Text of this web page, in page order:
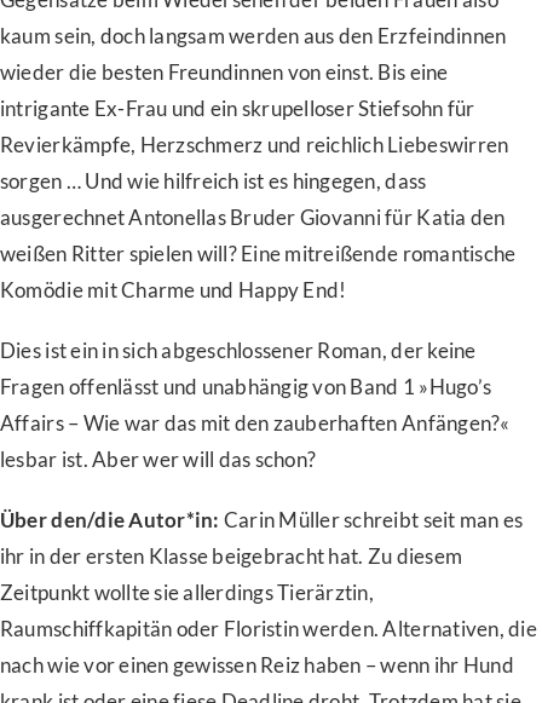
kaum sein, doch langsam werden aus den Erzfeindinnen
wieder die besten Freundinnen von einst. Bis eine
intrigante Ex-Frau und ein skrupelloser Stiefsohn für
Revierkämpfe, Herzschmerz und reichlich Liebeswirren
sorgen … Und wie hilfreich ist es hingegen, dass
ausgerechnet Antonellas Bruder Giovanni für Katia den
weißen Ritter spielen will? Eine mitreißende romantische
Komödie mit Charme und Happy End!
Dies ist ein in sich abgeschlossener Roman, der keine
Fragen offenlässt und unabhängig von Band 1 »Hugo’s
Affairs – Wie war das mit den zauberhaften Anfängen?«
lesbar ist. Aber wer will das schon?
Über den/die Autor*in: Carin Müller schreibt seit man es
ihr in der ersten Klasse beigebracht hat. Zu diesem
Zeitpunkt wollte sie allerdings Tierärztin,
Raumschiffkapitän oder Floristin werden. Alternativen, die
nach wie vor einen gewissen Reiz haben – wenn ihr Hund